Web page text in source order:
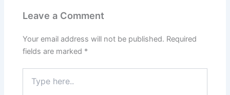
Leave a Comment
Your email address will not be published. Required
fields are marked *
here..